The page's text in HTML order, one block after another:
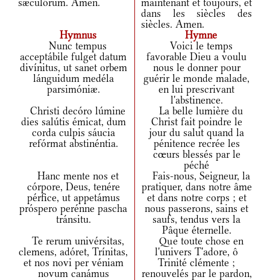
sæculórum. Amen.
maintenant et toujours, et
dans les siècles des
siècles. Amen.
Hymnus
Hymne
Nunc tempus
acceptábile fulget datum
divínitus, ut sanet orbem
lánguidum medéla
parsimóniæ.
Voici le temps
favorable Dieu a voulu
nous le donner pour
guérir le monde malade,
en lui prescrivant
l'abstinence.
Christi decóro lúmine
dies salútis émicat, dum
corda culpis sáucia
refórmat abstinéntia.
La belle lumière du
Christ fait poindre le
jour du salut quand la
pénitence recrée les
cœurs blessés par le
péché
Hanc mente nos et
córpore, Deus, tenére
pérfice, ut appetámus
próspero perénne pascha
tránsitu.
Fais-nous, Seigneur, la
pratiquer, dans notre âme
et dans notre corps ; et
nous passerons, sains et
saufs, tendus vers la
Pâque éternelle.
Te rerum univérsitas,
clemens, adóret, Trínitas,
et nos novi per véniam
novum canámus
Que toute chose en
l'univers T'adore, ô
Trinité clémente ;
renouvelés par le pardon,